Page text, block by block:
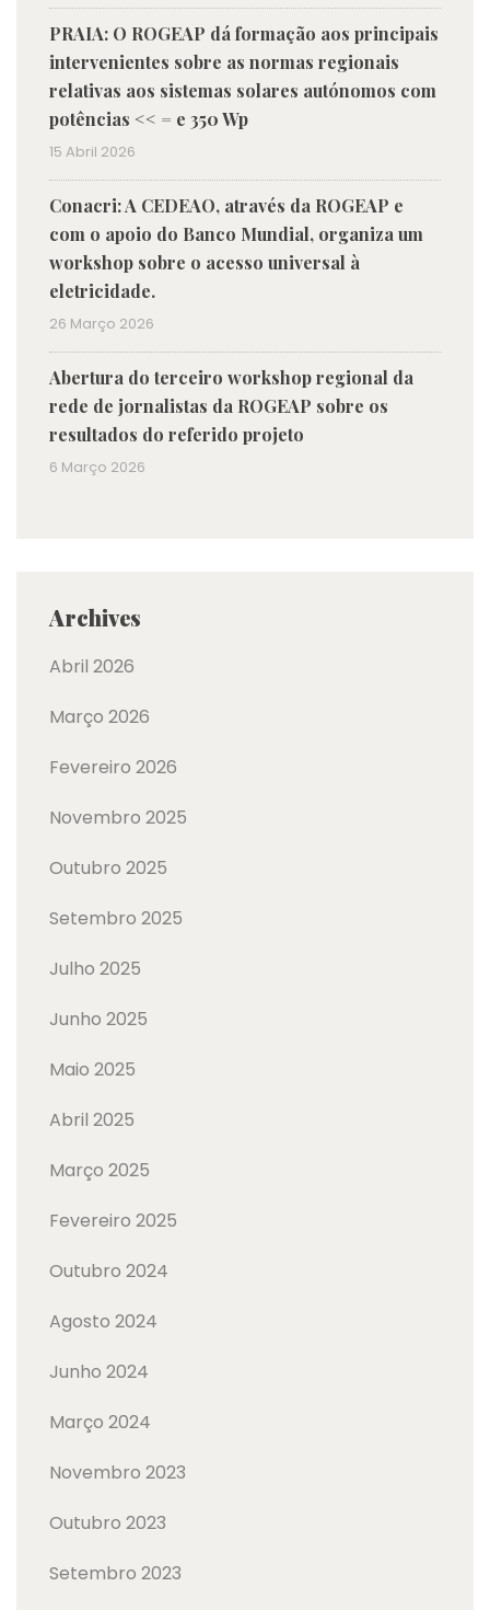
PRAIA: O ROGEAP dá formação aos principais
intervenientes sobre as normas regionais
relativas aos sistemas solares autónomos com
potências << = e 350 Wp
15 Abril 2026
Conacri: A CEDEAO, através da ROGEAP e
com o apoio do Banco Mundial, organiza um
workshop sobre o acesso universal à
eletricidade.
26 Março 2026
Abertura do terceiro workshop regional da
rede de jornalistas da ROGEAP sobre os
resultados do referido projeto
6 Março 2026
Archives
Abril 2026
Março 2026
Fevereiro 2026
Novembro 2025
Outubro 2025
Setembro 2025
Julho 2025
Junho 2025
Maio 2025
Abril 2025
Março 2025
Fevereiro 2025
Outubro 2024
Agosto 2024
Junho 2024
Março 2024
Novembro 2023
Outubro 2023
Setembro 2023